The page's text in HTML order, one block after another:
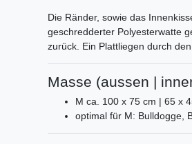
Die Ränder, sowie das
geschredderter Polyesterwatte
zurück. Ein Plattliegen durch
Masse (aussen |
M ca. 100 x 75 cm | 65 x
optimal für M: Bulldogge,